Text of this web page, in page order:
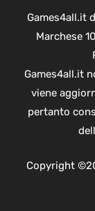
Games4all.it
Marchese
Games4all.it
viene
pertanto
Copyright